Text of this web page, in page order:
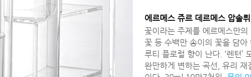
에르메스 쥬르 데르메스 압솔
꽃이라는 주제를 에르메스만
꽃 등 수백만 송이의 꽃을 담
루티 플로럴 향이 난다. ‘렌턴’
완만하게 변하는 곡선, 유리 재